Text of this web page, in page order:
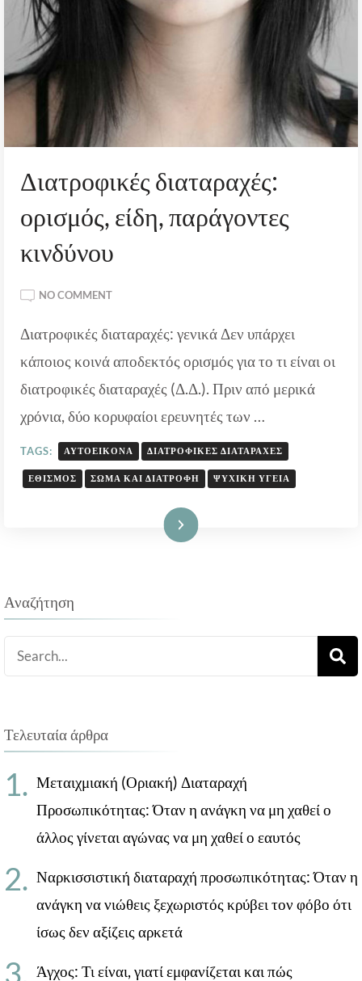
Διατροφικές διαταραχές:
ορισμός, είδη, παράγοντες
κινδύνου
NO COMMENTON
ΔΙΑΤΑΡΑΧΈΣ:
ΕΊΔΗ,
ΠΑΡΆΓΟΝΤΕΣ
ΚΙΝΔΎΝΟΥ
Διατροφικές διαταραχές: γενικά Δεν υπάρχει
κάποιος κοινά αποδεκτός ορισμός για το τι είναι οι
διατροφικές διαταραχές (Δ.Δ.). Πριν από μερικά
χρόνια, δύο κορυφαίοι ερευνητές των …
TAGS: ΑΥΤΟΕΙΚΌΝΑ ΔΙΑΤΡΟΦΙΚΈΣ ΔΙΑΤΑΡΑΧΈΣ
ΕΘΙΣΜΌΣ ΣΏΜΑ ΚΑΙ ΔΙΑΤΡΟΦΉ ΨΥΧΙΚΉ ΥΓΕΊΑ
Διαβάστε Περισσότερα
Αναζήτηση
Search
for:
Τελευταία άρθρα
Μεταιχμιακή (Οριακή) Διαταραχή
Προσωπικότητας: Όταν η ανάγκη να μη χαθεί ο
άλλος γίνεται αγώνας να μη χαθεί ο εαυτός
Ναρκισσιστική διαταραχή προσωπικότητας: Όταν η
ανάγκη να νιώθεις ξεχωριστός κρύβει τον φόβο ότι
ίσως δεν αξίζεις αρκετά
Άγχος: Τι είναι, γιατί εμφανίζεται και πώς